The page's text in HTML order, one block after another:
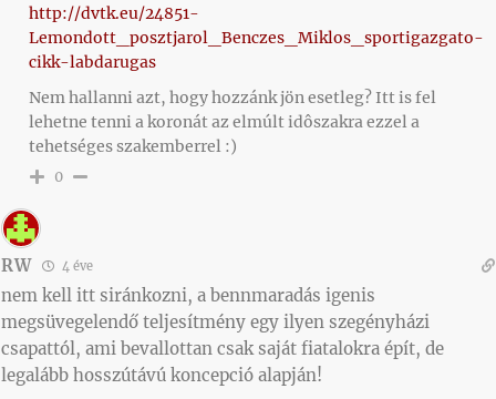
http://dvtk.eu/24851-
Lemondott_posztjarol_Benczes_Miklos_sportigazgato-
cikk-labdarugas
Nem hallanni azt, hogy hozzánk jön esetleg? Itt is fel
lehetne tenni a koronát az elmúlt idôszakra ezzel a
tehetséges szakemberrel :)
0
RW 4 éve
nem kell itt siránkozni, a bennmaradás igenis
megsüvegelendő teljesítmény egy ilyen szegényházi
csapattól, ami bevallottan csak saját fiatalokra épít, de
legalább hosszútávú koncepció alapján!